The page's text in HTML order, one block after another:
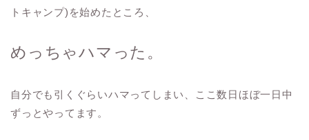
トキャンプ)を始めたところ、
めっちゃハマった。
自分でも引くぐらいハマってしまい、ここ数日ほぼ一日中
ずっとやってます。